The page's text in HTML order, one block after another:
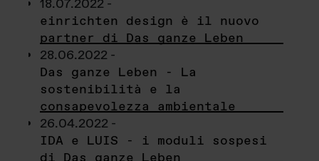
18.07.2022 -
einrichten design è il nuovo
partner di Das ganze Leben
28.06.2022 -
Das ganze Leben - La
sostenibilità e la
consapevolezza ambientale
26.04.2022 -
IDA e LUIS - i moduli sospesi
di Das ganze Leben